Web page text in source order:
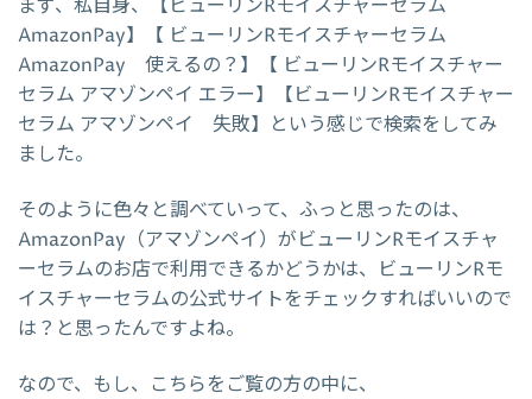
まず、私自身、【ビューリンRモイスチャーセラム
AmazonPay】【 ビューリンRモイスチャーセラム
AmazonPay 使えるの？】【 ビューリンRモイスチャー
セラム アマゾンペイ エラー】【ビューリンRモイスチャー
セラム アマゾンペイ 失敗】という感じで検索をしてみ
ました。
そのように色々と調べていって、ふっと思ったのは、
AmazonPay（アマゾンペイ）がビューリンRモイスチャ
ーセラムのお店で利用できるかどうかは、ビューリンRモ
イスチャーセラムの公式サイトをチェックすればいいので
は？と思ったんですよね。
なので、もし、こちらをご覧の方の中に、